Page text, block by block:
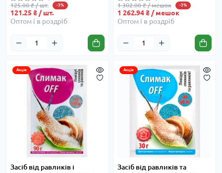
125.00 ₴ / шт. -3%
121.25 ₴ / шт.
Оптом і в роздріб
1 302.00 ₴ / мешок -3%
1 262.94 ₴ / мешок
Оптом і в роздріб
Акція
Засіб від равликів і
Акція
Засіб від равликів та